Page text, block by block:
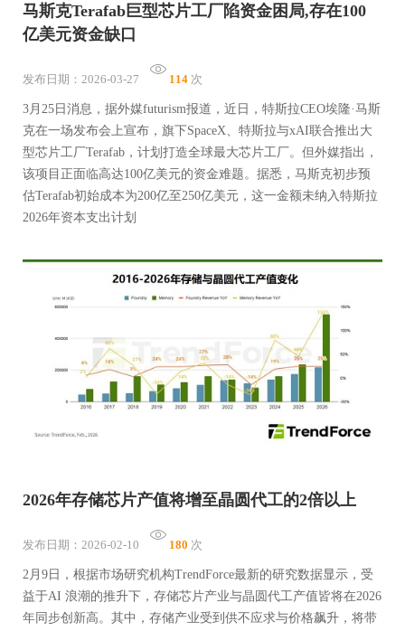
马斯克Terafab巨型芯片工厂陷资金困局,存在100
亿美元资金缺口
发布日期：2026-03-27 114 次
3月25日消息，据外媒futurism报道，近日，特斯拉CEO埃隆·马斯
克在一场发布会上宣布，旗下SpaceX、特斯拉与xAI联合推出大
型芯片工厂Terafab，计划打造全球最大芯片工厂。但外媒指出，
该项目正面临高达100亿美元的资金难题。据悉，马斯克初步预
估Terafab初始成本为200亿至250亿美元，这一金额未纳入特斯拉
2026年资本支出计划
2026年存储芯片产值将增至晶圆代工的2倍以上
发布日期：2026-02-10 180 次
2月9日，根据市场研究机构TrendForce最新的研究数据显示，受
益于AI 浪潮的推升下，存储芯片产业与晶圆代工产值皆将在2026
年同步创新高。其中，存储产业受到供不应求与价格飙升，将带